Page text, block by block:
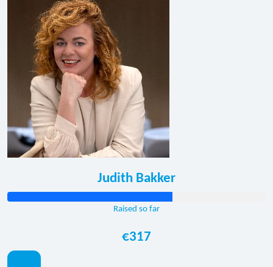
Judith Bakker
Raised so far
€317